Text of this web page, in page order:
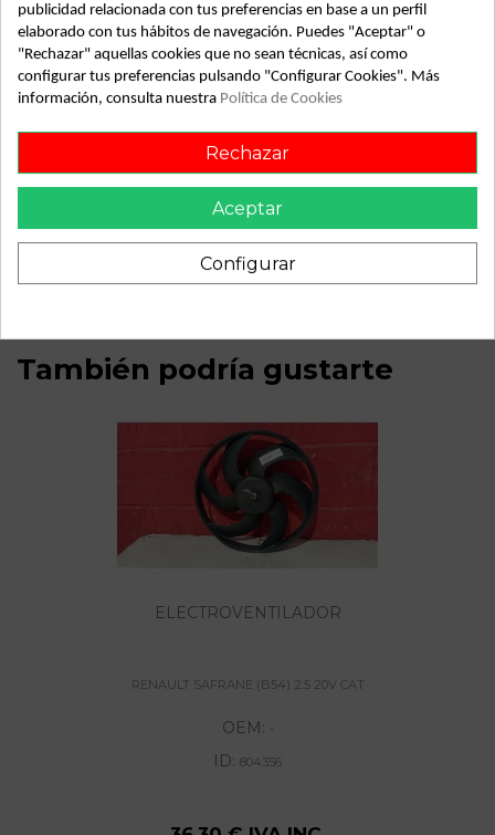
SubSubAlmacén
100030120
ID: 804365
Descripción
Recambio de caudalimetro para renault safrane (b54) 2.5
20v cat referencia OEM IAM 0280217107 1275749
También podría gustarte
ELECTROVENTILADOR
RENAULT SAFRANE (B54) 2.5 20V CAT
OEM: -
ID: 804356
publicidad relacionada con tus preferencias en base a un perfil
elaborado con tus hábitos de navegación. Puedes "Aceptar" o
"Rechazar" aquellas cookies que no sean técnicas, así como
configurar tus preferencias pulsando "Configurar Cookies". Más
información, consulta nuestra Política de Cookies
Rechazar
Aceptar
Configurar